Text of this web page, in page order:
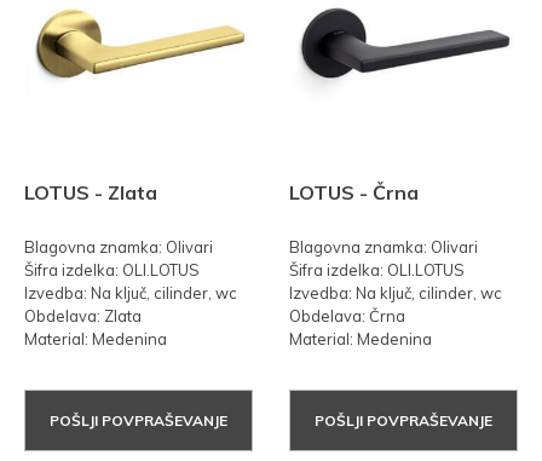
LOTUS - Zlata
Blagovna znamka: Olivari
Šifra izdelka: OLI.LOTUS
Izvedba: Na ključ, cilinder, wc
Obdelava: Zlata
Material: Medenina
POŠLJI POVPRAŠEVANJE
LOTUS - Črna
Blagovna znamka: Olivari
Šifra izdelka: OLI.LOTUS
Izvedba: Na ključ, cilinder, wc
Obdelava: Črna
Material: Medenina
POŠLJI POVPRAŠEVANJE